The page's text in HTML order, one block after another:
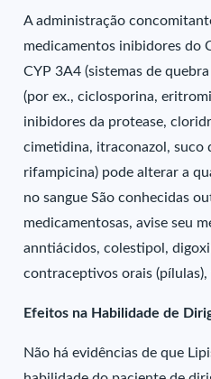
A administração
medicamentos inibidores do
CYP 3A4 (sistemas de
(por ex., ciclosporina,
inibidores da protease,
cimetidina, itraconazol, suco
rifampicina) pode alterar a
no sangue São conhecidas
medicamentosas, avise seu
anntiácidos, colestipol,
contraceptivos orais
Efeitos na Habilidade de
Não há evidências de que